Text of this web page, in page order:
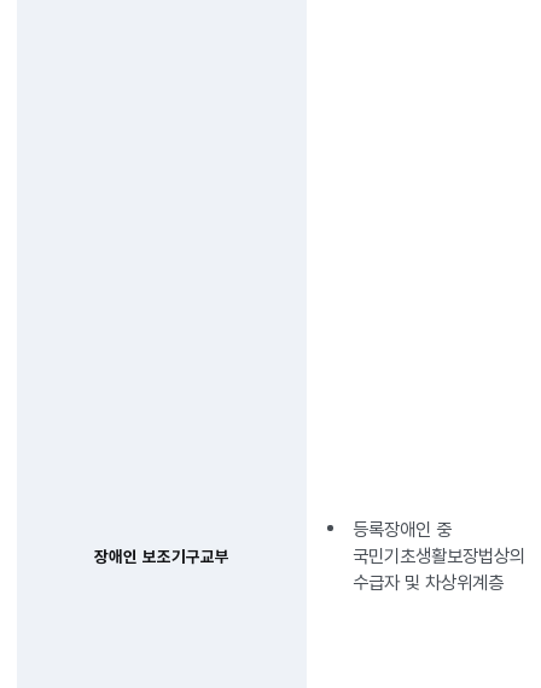
장애인 보조기구교부
등록장애인 중
국민기초생활보장법상의
수급자 및 차상위계층